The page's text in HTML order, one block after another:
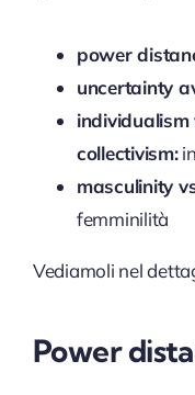
power
uncertainty
individualism
collectivism:
masculinity
femminilità
Vediamoli nel
Power